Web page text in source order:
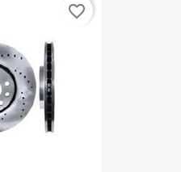
favorite_border